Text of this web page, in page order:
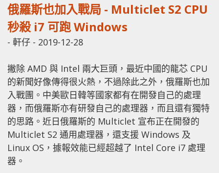
俄羅斯也加入戰局 - Multiclet S2 CPU
秒殺 i7 可跑 Windows
- 軒仔 - 2019-12-28
撇除 AMD 與 Intel 兩大巨頭，最近中國的龍芯 CPU
的新聞好像傳得很火熱，不過除此之外，俄羅斯也加
入戰團。中美歐日韓等國家都有在開發自己的處理
器，而俄羅斯亦有研發自己的處理器，而且還有獨特
的思路。近日俄羅斯的 Multiclet 宣布正在開發的
Multiclet S2 通用處理器，還支援 Windows 及
Linux OS，據報效能已經超越了 Intel Core i7 處理
器。